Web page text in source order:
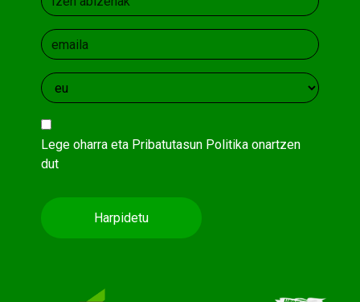
Lege oharraeta Pribatutasun Politikaonartzen
dut